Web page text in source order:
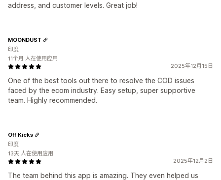
address, and customer levels. Great job!
2025年12月15日
One of the best tools out there to resolve the COD issues
faced by the ecom industry. Easy setup, super supportive
team. Highly recommended.
MOONDUST
印度
11个月 人在使用应用
2025年12月2日
The team behind this app is amazing. They even helped us
Off Kicks
印度
13天 人在使用应用